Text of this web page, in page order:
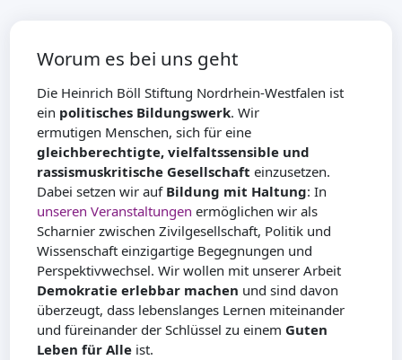
Worum es bei uns geht
Die Heinrich Böll Stiftung Nordrhein-Westfalen ist
ein politisches Bildungswerk. Wir
ermutigen Menschen, sich für eine
gleichberechtigte, vielfaltssensible und
rassismuskritische Gesellschaft einzusetzen.
Dabei setzen wir auf Bildung mit Haltung: In
unseren Veranstaltungen ermöglichen wir als
Scharnier zwischen Zivilgesellschaft, Politik und
Wissenschaft einzigartige Begegnungen und
Perspektivwechsel. Wir wollen mit unserer Arbeit
Demokratie erlebbar machen und sind davon
überzeugt, dass lebenslanges Lernen miteinander
und füreinander der Schlüssel zu einem Guten
Leben für Alle ist.